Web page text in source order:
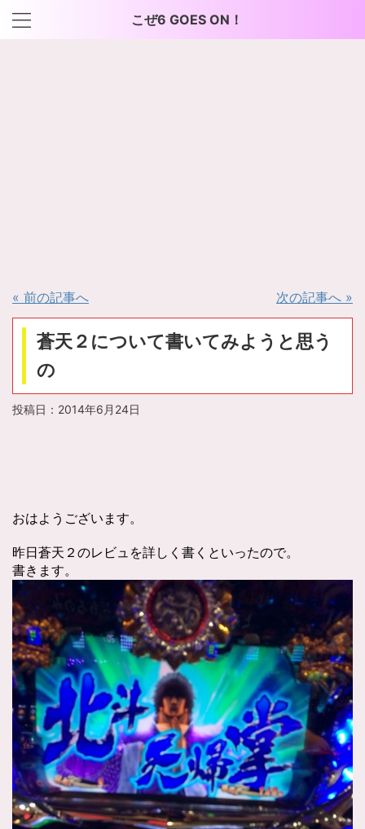
こぜ6 GOES ON！
« 前の記事へ 次の記事へ »
蒼天２について書いてみようと思う
の
投稿日： 2014年6月24日
おはようございます。
昨日蒼天２のレビュを詳しく書くといったので。
書きます。